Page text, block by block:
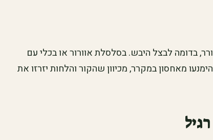
בדומה לבצל היבש. בסלסלת אוורור או בכלי עם
מאחסון במקרר, מכיוון שהקור והלחות יזרזו את